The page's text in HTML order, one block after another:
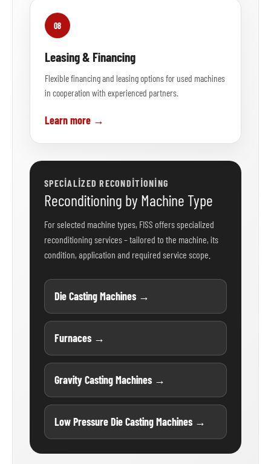
08
Leasing & Financing
Flexible financing and leasing options for used machines
in cooperation with experienced partners.
Learn more →
SPECIALIZED RECONDITIONING
Reconditioning by Machine Type
For selected machine types, FISS offers specialized
reconditioning services – tailored to the machine, its
condition, application and required service scope.
Die Casting Machines →
Furnaces →
Gravity Casting Machines →
Low Pressure Die Casting Machines →